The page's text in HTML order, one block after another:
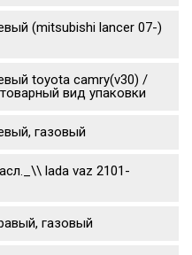
(mitsubishi lancer 07-)
toyota camry(v30) /
вид упаковки
газовый
lada vaz 2101-
газовый